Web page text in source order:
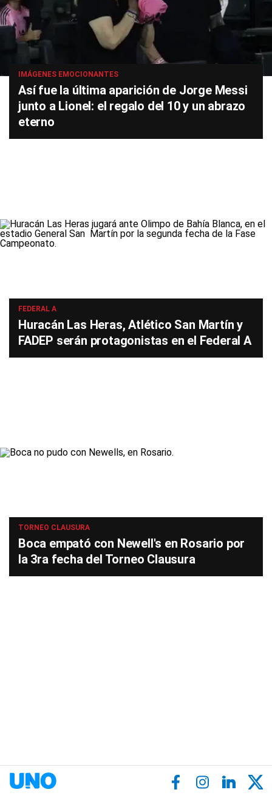
IMÁGENES EMOCIONANTES
Así fue la última aparición de Jorge Messi
junto a Lionel: el regalo del 10 y un abrazo
eterno
FEDERAL A
Huracán Las Heras, Atlético San Martín y
FADEP serán protagonistas en el Federal A
TORNEO CLAUSURA
Boca empató con Newell's en Rosario por
la 3ra fecha del Torneo Clausura